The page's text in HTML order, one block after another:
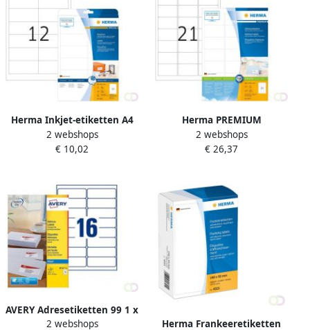
Herma Inkjet-etiketten A4
97 x 42 3 mm wit
permanent hechtend
2 webshops
€ 10,02
Herma PREMIUM
adresetiketten A4 63 5 x 38
1 mm wit permanent
2 webshops
€ 26,37
AVERY Adresetiketten 99 1 x
33 9 mm wit Inkjetprinter
2 webshops
Herma Frankeeretiketten